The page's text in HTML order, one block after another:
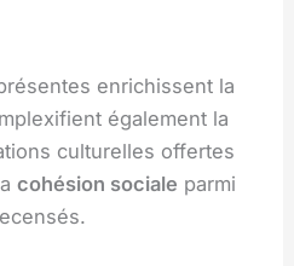
enrichissent la
également la
culturelles offertes
cohésion sociale parmi